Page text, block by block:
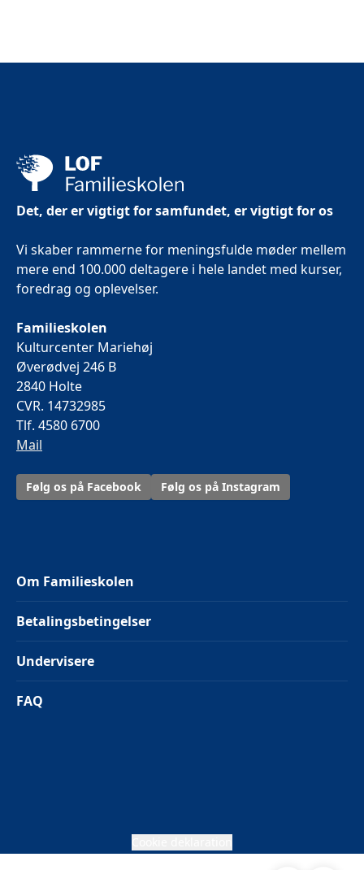
Det, der er vigtigt for samfundet, er vigtigt for os
Vi skaber rammerne for meningsfulde møder mellem
mere end 100.000 deltagere i hele landet med kurser,
foredrag og oplevelser.
Familieskolen
Kulturcenter Mariehøj
Øverødvej 246 B
2840 Holte
CVR. 14732985
Tlf. 4580 6700
Mail
Følg os på Facebook Følg os på Instagram
Om Familieskolen
Betalingsbetingelser
Undervisere
FAQ